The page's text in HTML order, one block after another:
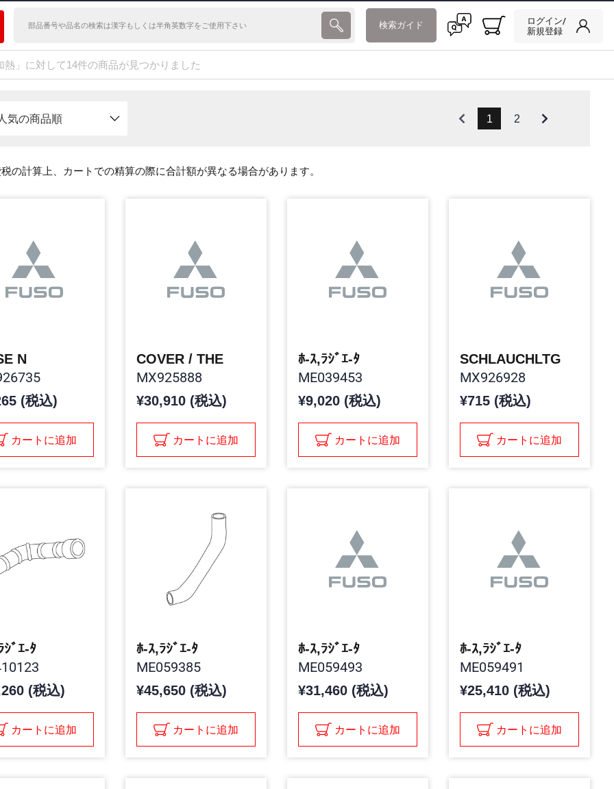
検索ガイド
ログイン/
新規登録
熱」に対して14件の商品が見つかりました
人気の商品順 1 2
の計算上、カートでの精算の際に合計額が異なる場合があります。
N
(税込)
カートに追加
COVER / THE
MX925888
¥30,910 (税込)
カートに追加
ﾎ-ｽ,ﾗｼﾞｴ-ﾀ
ME039453
¥9,020 (税込)
カートに追加
SCHLAUCHLTG
MX926928
¥715 (税込)
カートに追加
ｼﾞｴ-ﾀ
(税込)
カートに追加
ﾎ-ｽ,ﾗｼﾞｴ-ﾀ
ME059385
¥45,650 (税込)
カートに追加
ﾎ-ｽ,ﾗｼﾞｴ-ﾀ
ME059493
¥31,460 (税込)
カートに追加
ﾎ-ｽ,ﾗｼﾞｴ-ﾀ
ME059491
¥25,410 (税込)
カートに追加